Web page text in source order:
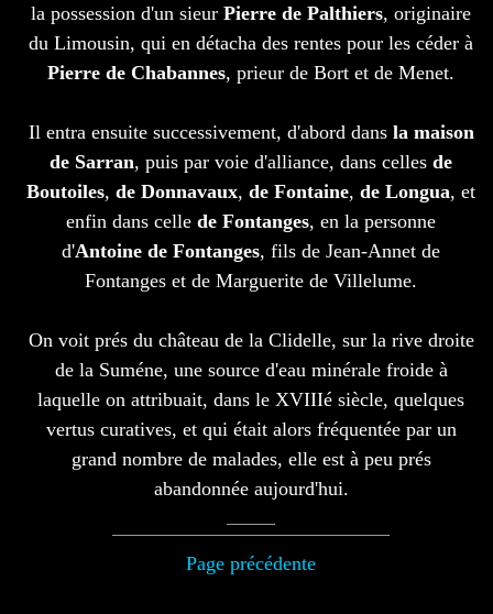
la possession d'un sieur Pierre de Palthiers, originaire
du Limousin, qui en détacha des rentes pour les céder à
Pierre de Chabannes, prieur de Bort et de Menet.
Il entra ensuite successivement, d'abord dans la maison
de Sarran, puis par voie d'alliance, dans celles de
Boutoiles, de Donnavaux, de Fontaine, de Longua, et
enfin dans celle de Fontanges, en la personne
d'Antoine de Fontanges, fils de Jean-Annet de
Fontanges et de Marguerite de Villelume.
On voit prés du château de la Clidelle, sur la rive droite
de la Suméne, une source d'eau minérale froide à
laquelle on attribuait, dans le XVIIIé siècle, quelques
vertus curatives, et qui était alors fréquentée par un
grand nombre de malades, elle est à peu prés
abandonnée aujourd'hui.
Page précédente